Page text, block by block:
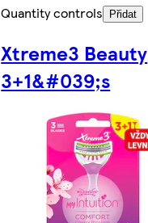
Quantity controls
Přidat
Xtreme3 Beauty
3+1&#039;s